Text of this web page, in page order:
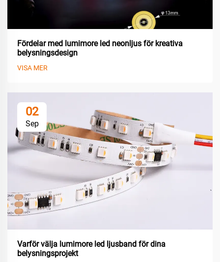
Fördelar med lumimore led neonljus för kreativa
belysningsdesign
VISA MER
02
Sep
Varför välja lumimore led ljusband för dina
belysningsprojekt